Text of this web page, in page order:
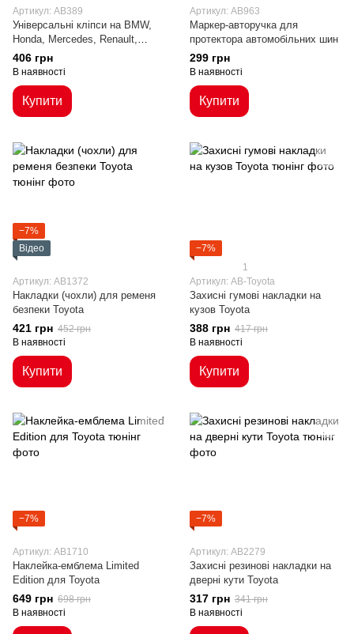
Артикул: AB389
Універсальні кліпси на BMW,
Honda, Mercedes, Renault,
Peugeot, Kia, Toyota, VW
406 грн
В наявності
Купити
Артикул: AB963
Маркер-авторучка для
протектора автомобільних шин
299 грн
В наявності
Купити
−7%
Відео
Артикул: AB1372
Накладки (чохли) для ременя
безпеки Toyota
421 грн 452 грн
В наявності
Купити
−7%
1
Артикул: AB-Toyota
Захисні гумові накладки на
кузов Toyota
388 грн 417 грн
В наявності
Купити
−7%
Артикул: AB1710
Наклейка-емблема Limited
Edition для Toyota
649 грн 698 грн
В наявності
−7%
Артикул: AB2279
Захисні резинові накладки на
дверні кути Toyota
317 грн 341 грн
В наявності